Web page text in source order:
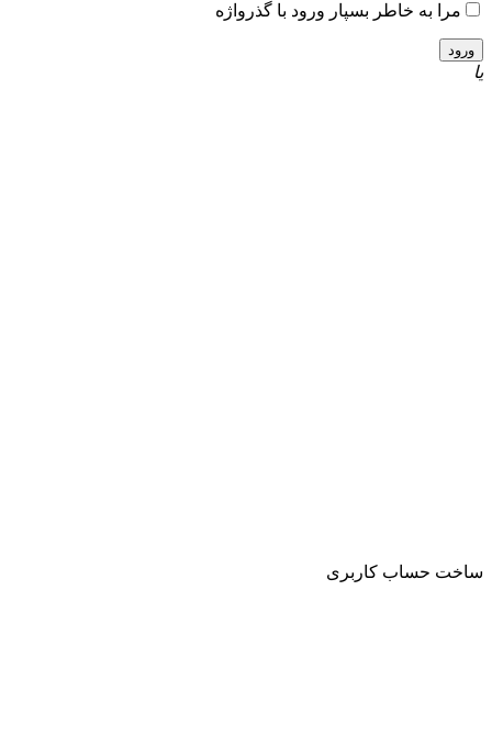
مرا به خاطر بسپار ورود با گذرواژه
یا
ساخت حساب کاربری